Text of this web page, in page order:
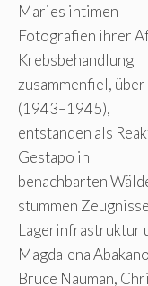
Maries intimen
Fotografien ihrer
Krebsbehandlung
zusammenfiel,
(1943–1945),
entstanden als
Gestapo in
benachbarten
stummen
Lagerinfrastruktur
Magdalena
Bruce Nauman,